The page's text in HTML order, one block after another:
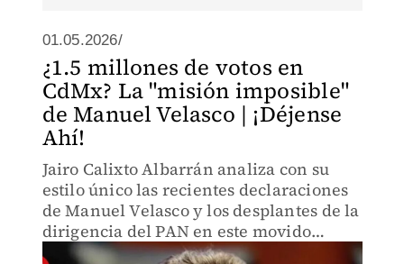
01.05.2026/
¿1.5 millones de votos en
CdMx? La "misión imposible"
de Manuel Velasco | ¡Déjense
Ahí!
Jairo Calixto Albarrán analiza con su
estilo único las recientes declaraciones
de Manuel Velasco y los desplantes de la
dirigencia del PAN en este movido
escenario político de 2026.